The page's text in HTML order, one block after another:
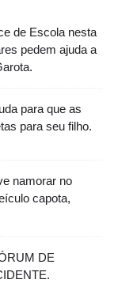
de Escola nesta
pedem ajuda a
para que as
para seu filho.
namorar no
capota,
DE